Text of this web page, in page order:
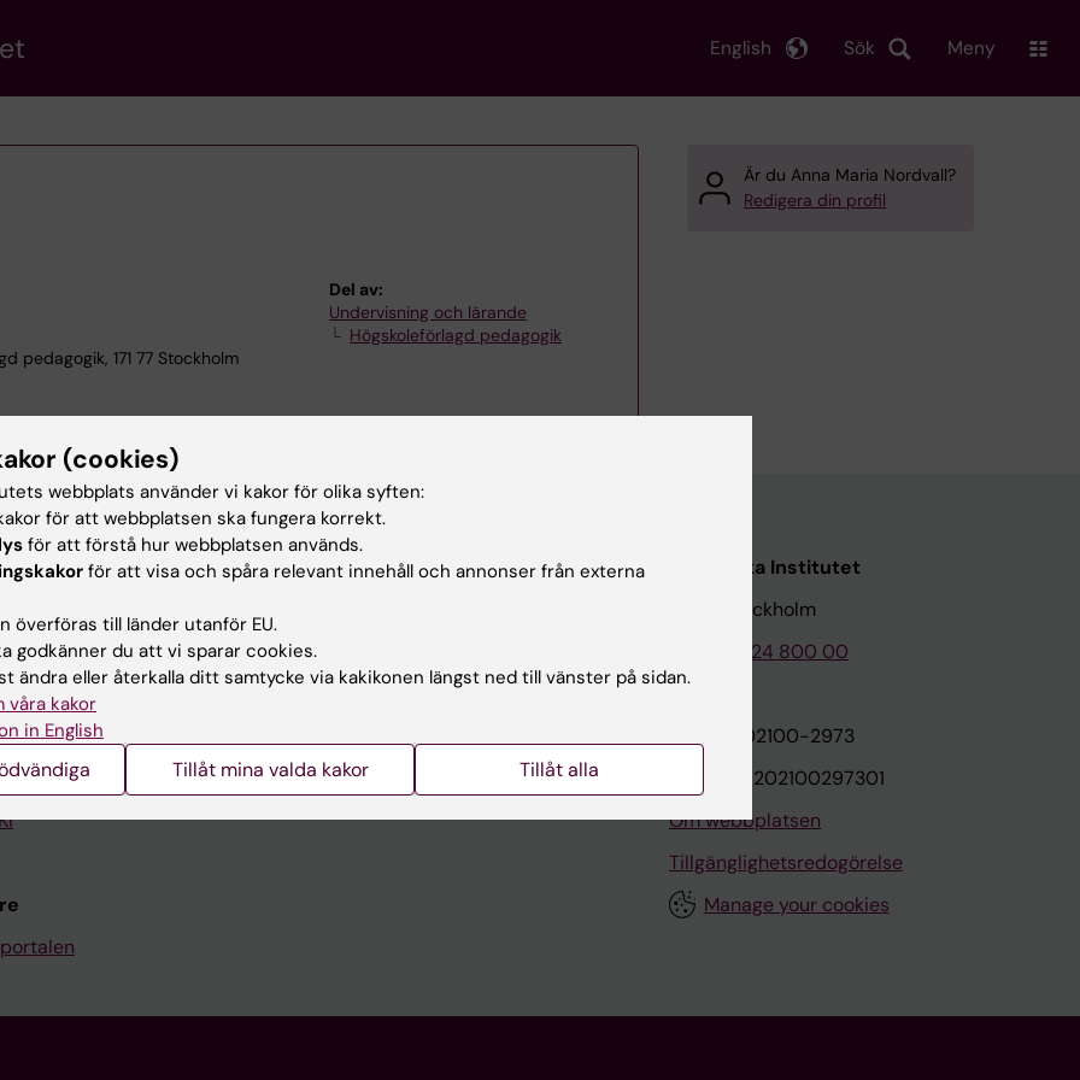
Sök
English Meny
pedagogik, 171 77 Stockholm
Del av:
Undervisning och lärande
Högskoleförlagd pedagogik
Är du Anna Maria Nordvall?
Redigera din profil
Kontakta och besök KI
Stöd forskning och utbildning
Kontakta presstjänsten
Karolinska Institutet
171 77 Stockholm
Tel: 08-524 800 00
Org.nr: 202100-2973
VAT.nr: SE202100297301
Om webbplatsen
Tillgänglighetsredogörelse
Manage your cookies
(cookies)
webbplats använder vi kakor för olika syften:
för att webbplatsen ska fungera korrekt.
för att förstå hur webbplatsen används.
för att visa och spåra relevant innehåll och annonser från externa
överföras till länder utanför EU.
godkänner du att vi sparar cookies.
ändra eller återkalla ditt samtycke via kakikonen längst ned till vänster på sidan.
våra kakor
in English
Tillåt mina valda kakor Tillåt alla